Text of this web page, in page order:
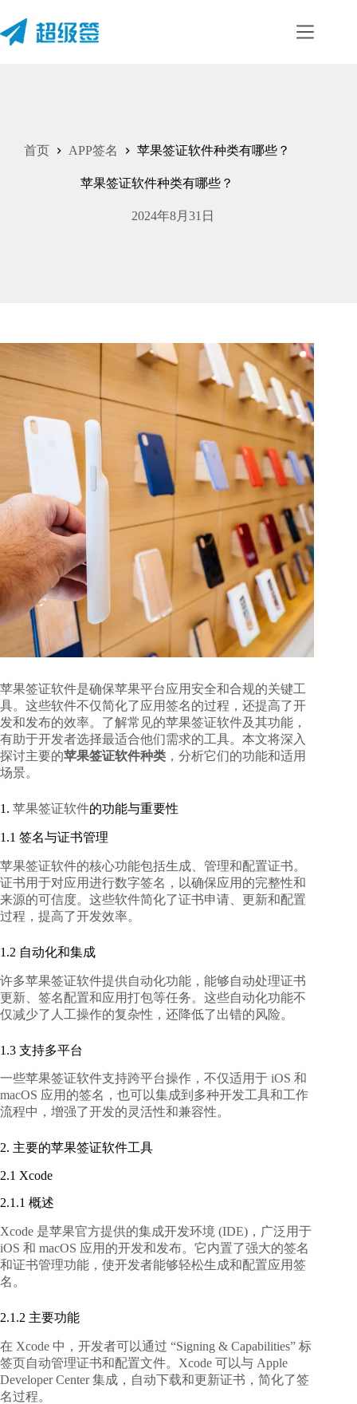
首页 APP签名 苹果签证软件种类有哪些？
苹果签证软件种类有哪些？
2024年8月31日
苹果签证软件是确保苹果平台应用安全和合规的关键工
具。这些软件不仅简化了应用签名的过程，还提高了开
发和发布的效率。了解常见的苹果签证软件及其功能，
有助于开发者选择最适合他们需求的工具。本文将深入
探讨主要的苹果签证软件种类 ，分析它们的功能和适用
场景。
1. 苹果签证软件的功能与重要性
1.1 签名与证书管理
苹果签证软件的核心功能包括生成、管理和配置证书。
证书用于对应用进行数字签名，以确保应用的完整性和
来源的可信度。这些软件简化了证书申请、更新和配置
过程，提高了开发效率。
1.2 自动化和集成
许多苹果签证软件提供自动化功能，能够自动处理证书
更新、签名配置和应用打包等任务。这些自动化功能不
仅减少了人工操作的复杂性，还降低了出错的风险。
1.3 支持多平台
一些苹果签证软件支持跨平台操作，不仅适用于 iOS 和
macOS 应用的签名，也可以集成到多种开发工具和工作
流程中，增强了开发的灵活性和兼容性。
2. 主要的苹果签证软件工具
2.1 Xcode
2.1.1 概述
Xcode 是苹果官方提供的集成开发环境 (IDE)，广泛用于
iOS 和 macOS 应用的开发和发布。它内置了强大的签名
和证书管理功能，使开发者能够轻松生成和配置应用签
名。
2.1.2 主要功能
在 Xcode 中，开发者可以通过 “Signing & Capabilities” 标
签页自动管理证书和配置文件。Xcode 可以与 Apple
Developer Center 集成，自动下载和更新证书，简化了签
名过程。